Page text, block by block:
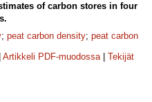
of carbon stores in four
; peat carbon density; peat carbon
Artikkeli PDF-muodossa| Tekijät